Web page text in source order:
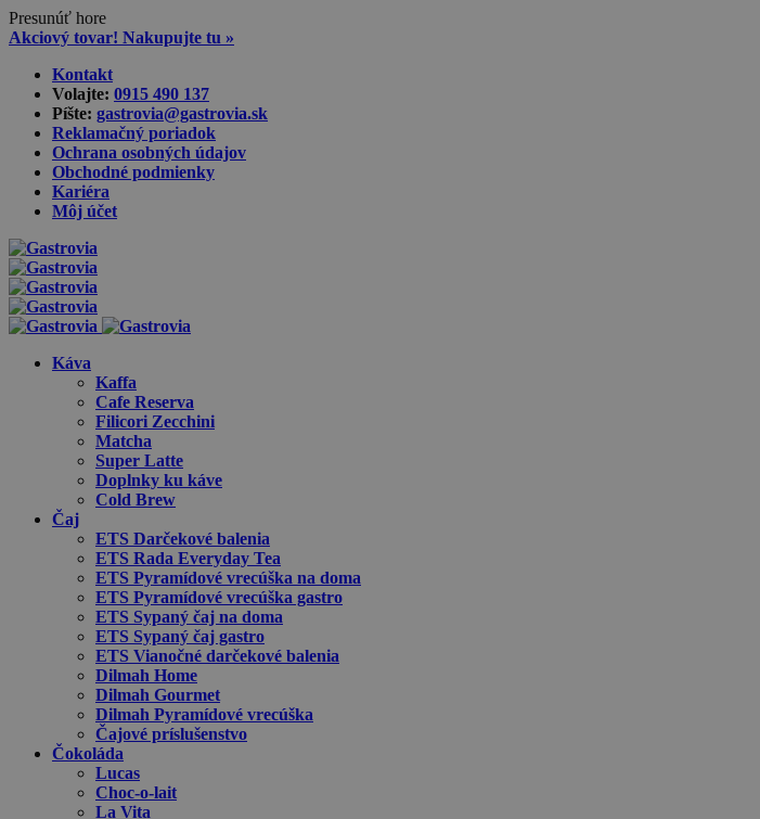
Presunúť hore
Akciový tovar! Nakupujte tu »
content
Kontakt
Volajte: 0915 490 137‬
Píšte: gastrovia@gastrovia.sk‬
Reklamačný poriadok
Ochrana osobných údajov
Obchodné podmienky
Kariéra
Môj účet
Káva
Kaffa
Cafe Reserva
Filicori Zecchini
Matcha
Super Latte
Doplnky ku káve
Cold Brew
Čaj
ETS Darčekové balenia
ETS Rada Everyday Tea
ETS Pyramídové vrecúška na doma
ETS Pyramídové vrecúška gastro
ETS Sypaný čaj na doma
ETS Sypaný čaj gastro
ETS Vianočné darčekové balenia
Dilmah Home
Dilmah Gourmet
Dilmah Pyramídové vrecúška
Čajové príslušenstvo
Čokoláda
Lucas
Choc-o-lait
La Vita